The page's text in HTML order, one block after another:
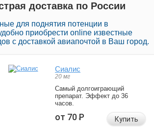
доставка по России
для поднятия потенции в
приобрести online известные
с доставкой авиапочтой в Ваш город.
Сиалис
20 мг
Самый долгоиграющий
препарат. Эффект до 36
часов.
от 70Р Купить